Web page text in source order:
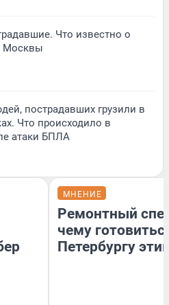
Что известно о
Москвы
пострадавших грузили в
Что происходило в
атаки БПЛА
МНЕНИЕ
Ремонтный
чему
Петербургу